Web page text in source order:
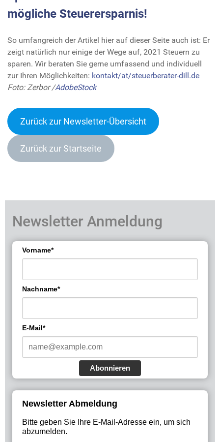
mögliche Steuerersparnis!
So umfangreich der Artikel hier auf dieser Seite auch ist: Er
zeigt natürlich nur einige der Wege auf, 2021 Steuern zu
sparen. Wir beraten Sie gerne umfassend und individuell
zur Ihren Möglichkeiten: kontakt/at/steuerberater-dill.de
Foto: Zerbor /AdobeStock
Zurück zur Newsletter-Übersicht
Zurück zur Startseite
Newsletter Anmeldung
Vorname*
Nachname*
E-Mail*
Abonnieren
Newsletter Abmeldung
Bitte geben Sie Ihre E-Mail-Adresse ein, um sich
abzumelden.